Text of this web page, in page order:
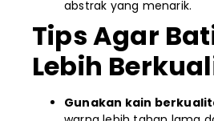
abstrak yang menarik.
Tips Agar
Lebih
Gunakan kain